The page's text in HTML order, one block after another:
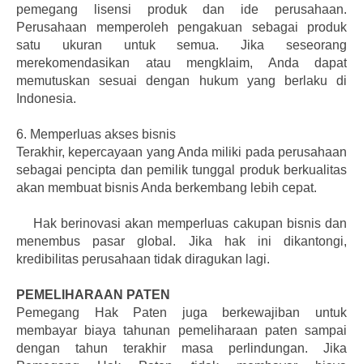
pemegang lisensi produk dan ide perusahaan.
Perusahaan memperoleh pengakuan sebagai produk
satu ukuran untuk semua. Jika seseorang
merekomendasikan atau mengklaim, Anda dapat
memutuskan sesuai dengan hukum yang berlaku di
Indonesia.
6. Memperluas akses bisnis
Terakhir, kepercayaan yang Anda miliki pada perusahaan
sebagai pencipta dan pemilik tunggal produk berkualitas
akan membuat bisnis Anda berkembang lebih cepat.
Hak berinovasi akan memperluas cakupan bisnis dan
menembus pasar global. Jika hak ini dikantongi,
kredibilitas perusahaan tidak diragukan lagi.
PEMELIHARAAN PATEN
Pemegang Hak Paten juga berkewajiban untuk
membayar biaya tahunan pemeliharaan paten sampai
dengan tahun terakhir masa perlindungan. Jika